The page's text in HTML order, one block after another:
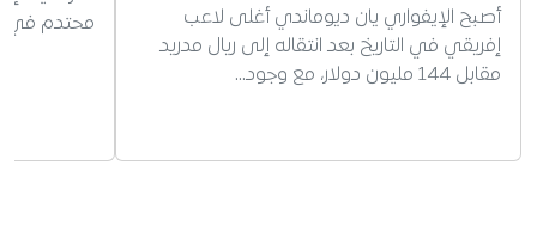
أصبح الإيفواري يان ديوماندي أغلى لاعب
إفريقي في التاريخ بعد انتقاله إلى ريال مدريد
مقابل 144 مليون دولار، مع وجود…
محتدم في